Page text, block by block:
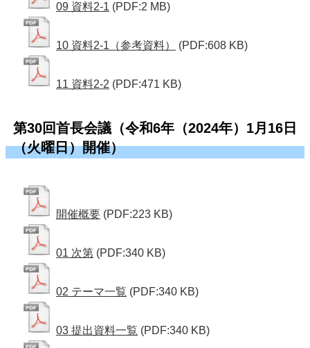
09 資料2-1 (PDF:2 MB)
10 資料2-1（参考資料） (PDF:608 KB)
11 資料2-2 (PDF:471 KB)
第30回首長会議（令和6年（2024年）1月16日
（火曜日）開催）
開催概要 (PDF:223 KB)
01 次第 (PDF:340 KB)
02 テーマ一覧 (PDF:340 KB)
03 提出資料一覧 (PDF:340 KB)